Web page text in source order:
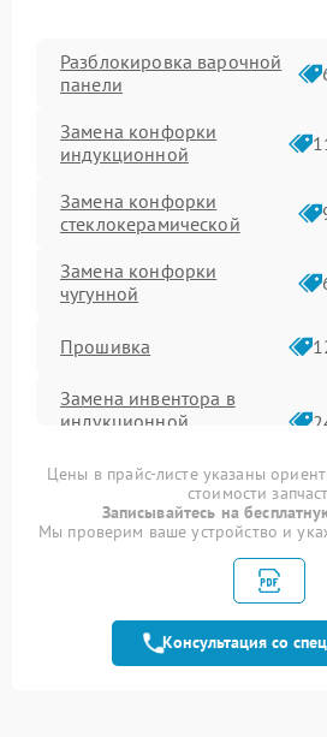
Разблокировка варочной
панели
Замена конфорки
индукционной
Замена конфорки
стеклокерамической
Замена конфорки
чугунной
Прошивка
Замена инвентора в
индукционной
Ремонт сенсора
Замена панели
Ремонт модуля
управления
Цены в прайс-листе указаны
стоимости
Записывайтесь на
Мы проверим ваше устройство и
Консультация со